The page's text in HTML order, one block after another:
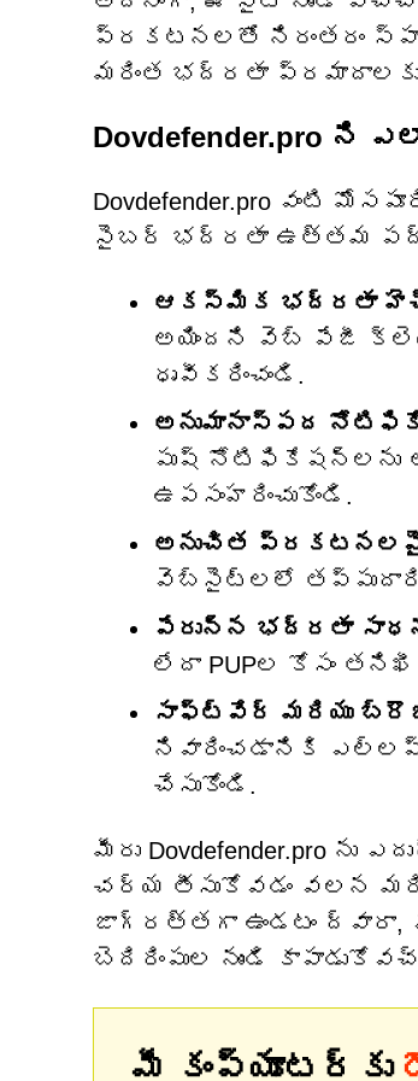
ప్రకటనలతో నిరంతరం
మరింత భద్రతా
Dovdefender.pro ని
Dovdefender.pro వంటి
సైబర్ భద్రతా ఉత్తమ
ఆకస్మిక భద్రతా
అయిందని వెబ్ పేజీ
ధృవీకరించండి.
అనుమానాస్పద
పుష్ నోటిఫికేషన్‌లను
ఉపసంహరించుకోండి.
అనుచిత ప్రకటనలపై
వెబ్‌సైట్‌లలో
పేరున్న భద్రతా
లేదా PUPల కోసం
సాఫ్ట్‌వేర్ మరియు
నివారించడానికి
చేసుకోండి.
మీరు Dovdefender.pro
చర్య తీసుకోవడం వలన
జాగ్రత్తగా ఉండటం ద్వారా,
బెదిరింపుల నుండి
మీ కంప్యూటర్‌కు